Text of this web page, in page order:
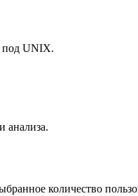
под UNIX.
анализа.
количество